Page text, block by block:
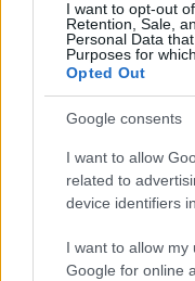
I want to opt-out
Retention, Sale,
Personal Data
Purposes for
Opted Out
Google consents
I want to allow
related to
device identifiers
I want to allow
Google for online
tanulékonyak,
metaforikus
tudomásul vesznek
népek tanítója,
mire
teremtés
megújító szerepe,
nemes dolog, de
van, kell, aki
Ezt nem lehet